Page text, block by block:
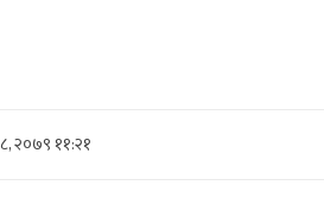
२०७९ ११:२१